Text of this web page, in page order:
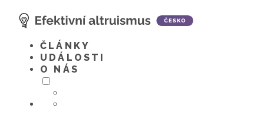
content
ČLÁNKY
UDÁLOSTI
O NÁS